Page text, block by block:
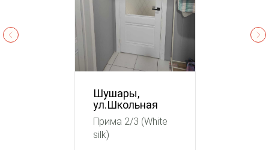
Шушары,
ул.Школьная
Прима 2/3 (White
silk)